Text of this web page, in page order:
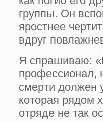
группы. Он
яростнее
вдруг
Я спрашиваю:
профессионал,
смерти должен
которая рядом
отряде не так